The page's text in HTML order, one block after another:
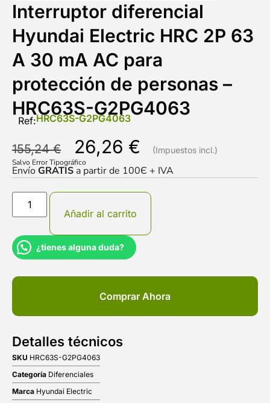
Interruptor diferencial
Hyundai Electric HRC 2P 63
A 30 mA AC para
protección de personas –
HRC63S-G2PG4063
Ref:HRC63S-G2PG4063
155,24€ 26,26 €
Salvo Error Tipográfico
EnvíoGRATIS a partir de 100Є + IVA
Añadir al carrito
¿tienes alguna duda?
Comprar Ahora
Detalles técnicos
SKU HRC63S-G2PG4063
Categoría Diferenciales
Marca Hyundai Electric